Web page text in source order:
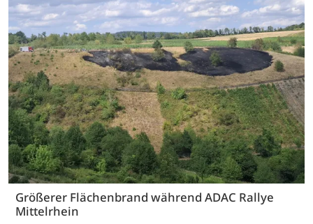
Größerer Flächenbrand während ADAC Rallye
Mittelrhein